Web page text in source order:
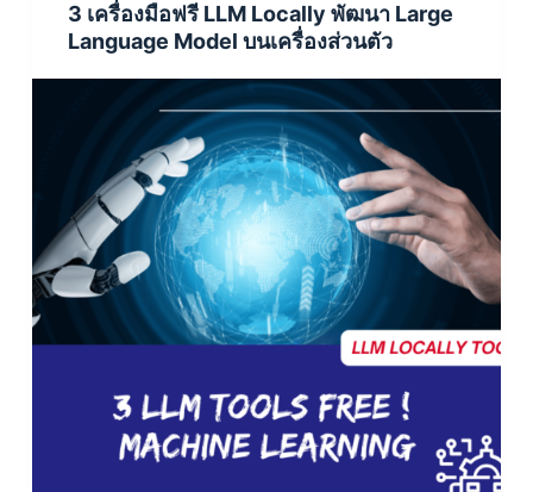
3 เครื่องมือฟรี LLM Locally พัฒนา Large
Language Model บนเครื่องส่วนตัว